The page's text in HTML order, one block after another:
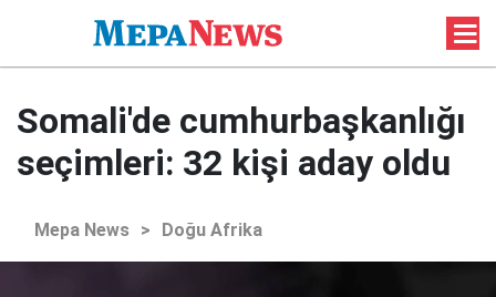
Somali'de cumhurbaşkanlığı
seçimleri: 32 kişi aday oldu
Mepa News > Doğu Afrika